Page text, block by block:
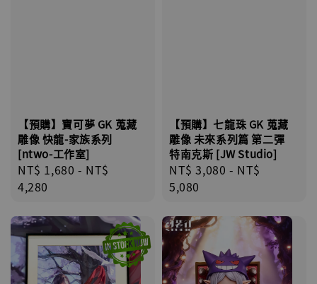
【預購】寶可夢 GK 蒐藏
雕像 快龍-家族系列
[ntwo-工作室]
Regular
price
NT$ 1,680 - NT$
4,280
【預購】七龍珠 GK 蒐藏
雕像 未來系列篇 第二彈
特南克斯 [JW Studio]
Regular
price
NT$ 3,080 - NT$
5,080